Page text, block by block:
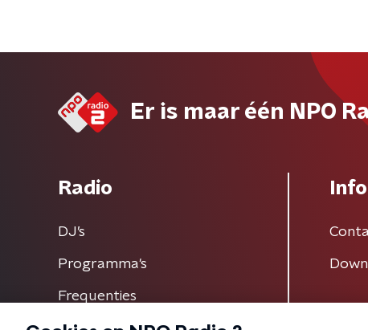
Er is maar één NPO
Radio
DJ’s
Programma's
Frequenties
Info